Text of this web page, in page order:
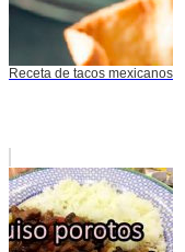
Receta de tacos mexicanos